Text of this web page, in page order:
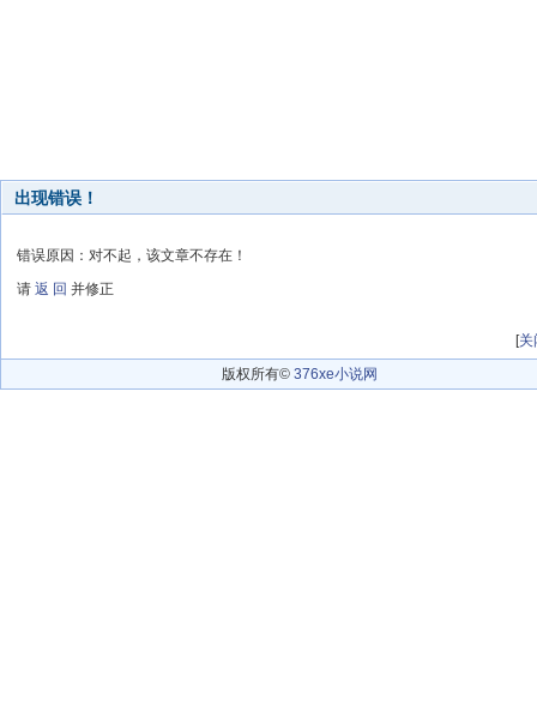
出现错误！
错误原因：对不起，该文章不存在！
请 返 回 并修正
[关
版权所有© 376xe小说网